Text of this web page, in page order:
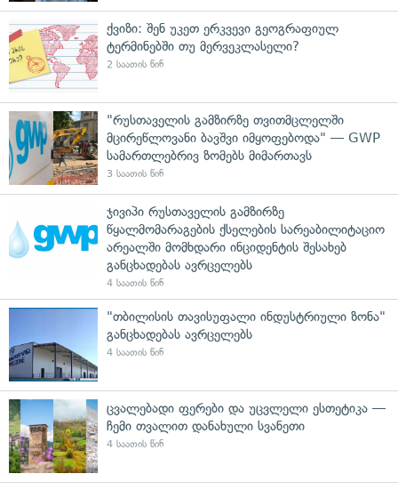
ქვიზი: შენ უკეთ ერკვევი გეოგრაფიულ
ტერმინებში თუ მერვეკლასელი?
2 საათის წინ
"რუსთაველის გამზირზე თვითმცლელში
მცირეწლოვანი ბავშვი იმყოფებოდა" — GWP
სამართლებრივ ზომებს მიმართავს
3 საათის წინ
ჯივიპი რუსთაველის გამზირზე
წყალმომარაგების ქსელების სარეაბილიტაციო
არეალში მომხდარი ინციდენტის შესახებ
განცხადებას ავრცელებს
4 საათის წინ
"თბილისის თავისუფალი ინდუსტრიული ზონა"
განცხადებას ავრცელებს
4 საათის წინ
ცვალებადი ფერები და უცვლელი ესთეტიკა —
ჩემი თვალით დანახული სვანეთი
4 საათის წინ